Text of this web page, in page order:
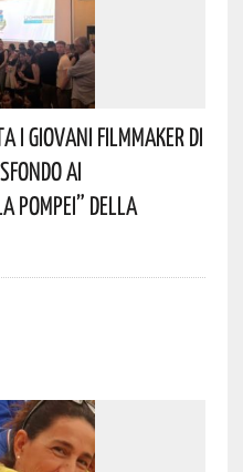
I Giovani Filmmaker Di
Ai
Pompei” Della